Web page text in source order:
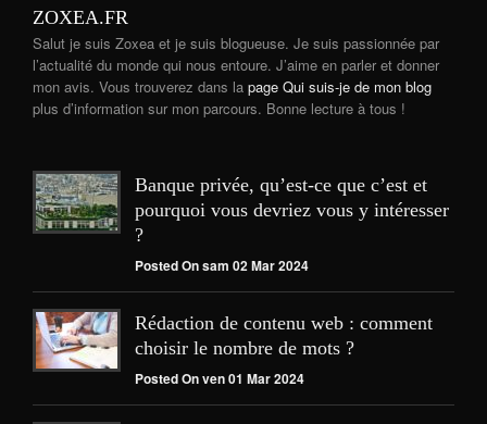
ZOXEA.FR
Salut je suis Zoxea et je suis blogueuse. Je suis passionnée par
l’actualité du monde qui nous entoure. J’aime en parler et donner
mon avis. Vous trouverez dans la page Qui suis-je de mon blog
plus d’information sur mon parcours. Bonne lecture à tous !
Banque privée, qu’est-ce que c’est et
pourquoi vous devriez vous y intéresser
?
Posted On sam 02 Mar 2024
Rédaction de contenu web : comment
choisir le nombre de mots ?
Posted On ven 01 Mar 2024